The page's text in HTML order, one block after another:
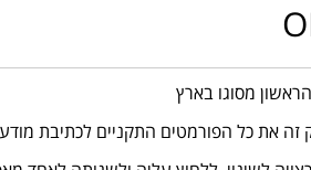
מסוגו בארץ
זה את כל הפורמטים התקניים לכתיבת